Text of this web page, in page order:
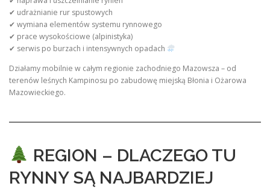
✔ udrażnianie rur spustowych
✔ wymiana elementów systemu rynnowego
✔ prace wysokościowe (alpinistyka)
✔ serwis po burzach i intensywnych opadach
Działamy mobilnie w całym regionie zachodniego Mazowsza – od
terenów leśnych Kampinosu po zabudowę miejską Błonia i Ożarowa
Mazowieckiego.
REGION – DLACZEGO TU
RYNNY SĄ NAJBARDZIEJ